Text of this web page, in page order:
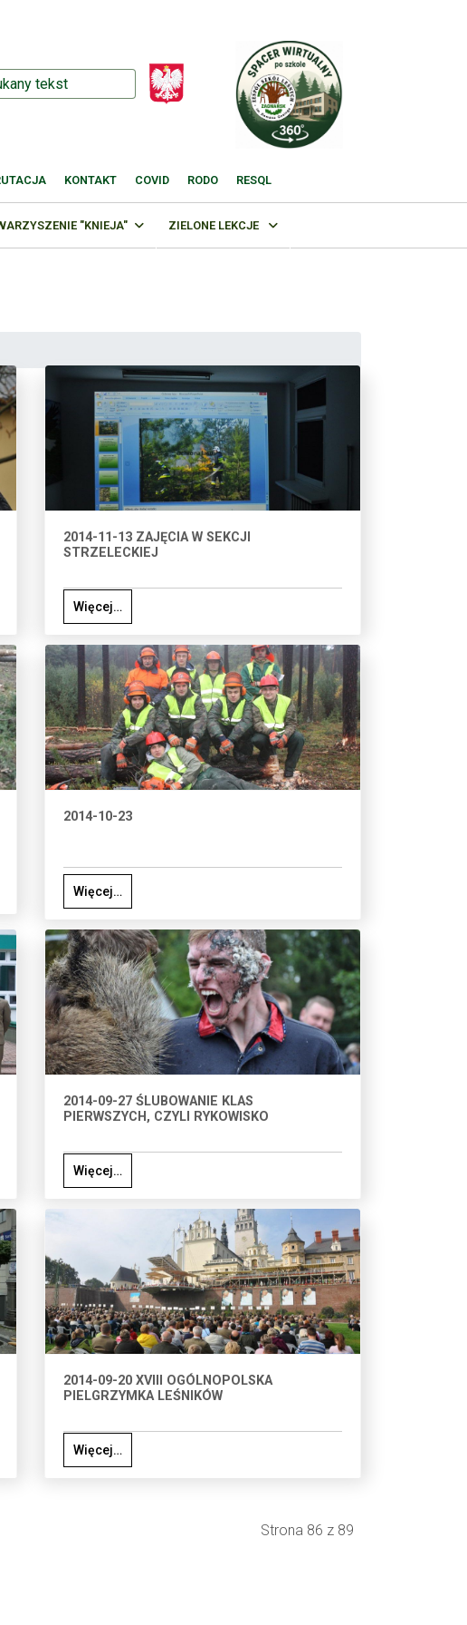
KONTAKT COVID RODO RESQL
"KNIEJA" ZIELONE LEKCJE
2014-11-13 ZAJĘCIA W SEKCJI
STRZELECKIEJ
Więcej…
2014-10-23
Więcej…
2014-09-27 ŚLUBOWANIE KLAS
PIERWSZYCH, CZYLI RYKOWISKO
Więcej…
2014-09-20 XVIII OGÓLNOPOLSKA
PIELGRZYMKA LEŚNIKÓW
Więcej…
Strona 86 z 89